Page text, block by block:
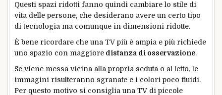
Questi spazi ridotti fanno quindi cambiare lo stile di
vita delle persone, che desiderano avere un certo tipo
di tecnologia ma comunque in dimensioni ridotte.
È bene ricordare che una TV più è ampia e più richiede
uno spazio con maggiore distanza di osservazione.
Se viene messa vicina alla propria seduta o al letto, le
immagini risulteranno sgranate e i colori poco fluidi.
Per questo motivo si consiglia una TV di piccole